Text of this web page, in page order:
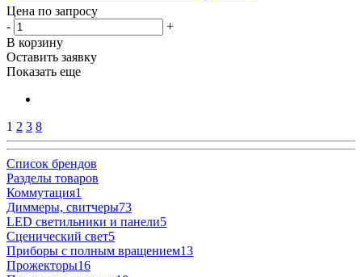
Цена по запросу
-
+
В корзину
Оставить заявку
Показать еще
1 2 3 8
Список брендов
Разделы товаров
Коммутация1
Диммеры, свитчеры73
LED светильники и панели5
Сценический свет5
Приборы с полным вращением13
Прожекторы16